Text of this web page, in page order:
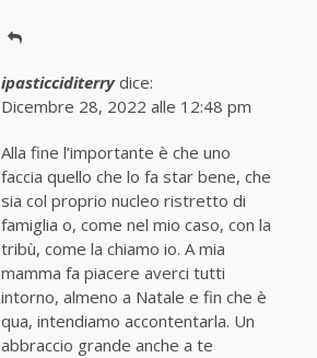
ipasticciditerry dice:
Dicembre 28, 2022 alle 12:48 pm
Alla fine l’importante è che uno
faccia quello che lo fa star bene, che
sia col proprio nucleo ristretto di
famiglia o, come nel mio caso, con la
tribù, come la chiamo io. A mia
mamma fa piacere averci tutti
intorno, almeno a Natale e fin che è
qua, intendiamo accontentarla. Un
abbraccio grande anche a te